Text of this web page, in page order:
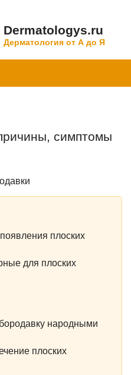
Dermatologys.ru
Дерматология от А до Я
симптомы
плоских
для плоских
народными
плоских